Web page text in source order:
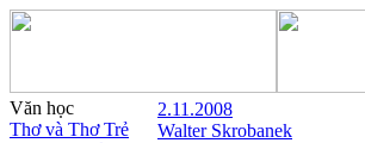
Văn học
Thơ và Thơ Trẻ
2.11.2008
Walter Skrobanek